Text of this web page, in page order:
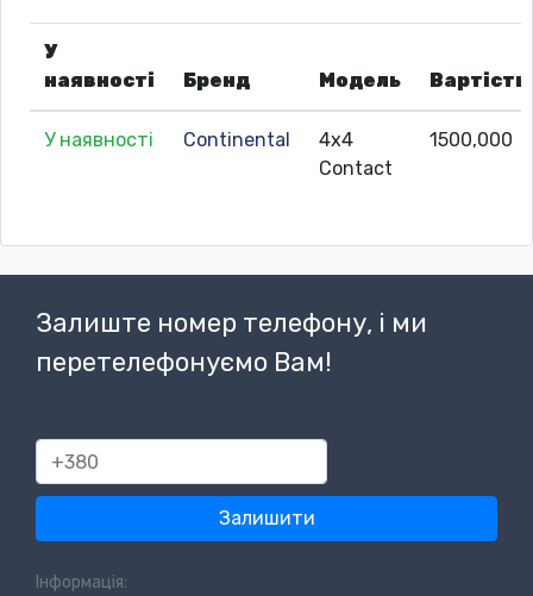
У
наявності
Бренд Модель Вартість
У наявності Continental
4x4
Contact
1500,000
Залиште номер телефону, і ми
перетелефонуємо Вам!
380
Залишити
Інформація: